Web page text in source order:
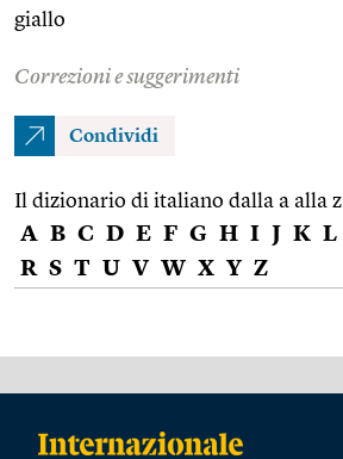
giallo
Correzioni e suggerimenti
Condividi
Il dizionario di italiano dalla a alla z
A B C D E F G H I J K L
R S T U V W X Y Z